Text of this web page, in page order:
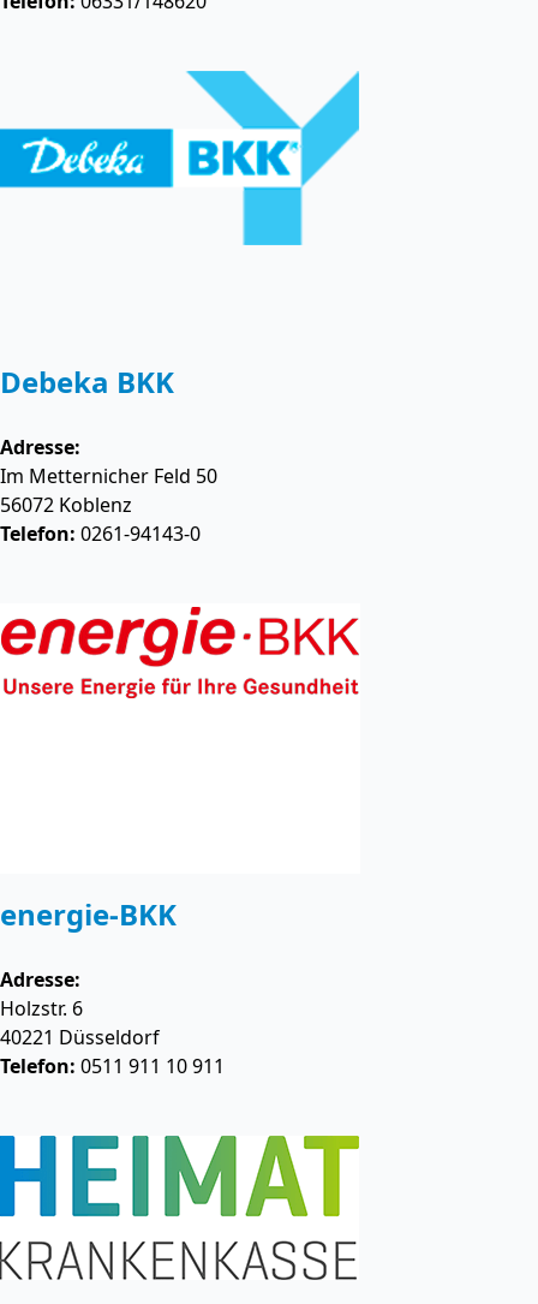
Debeka BKK
Adresse:
Im Metternicher Feld 50
56072 Koblenz
Telefon: 0261-94143-0
energie-BKK
Adresse:
Holzstr. 6
40221 Düsseldorf
Telefon: 0511 911 10 911